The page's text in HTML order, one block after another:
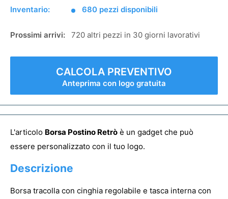
Inventario: 680 pezzi disponibili
Prossimi arrivi: 720 altri pezzi in 30 giorni lavorativi
CALCOLA PREVENTIVO
Anteprima con logo gratuita
L'articolo Borsa Postino Retrò è un gadget che può
essere personalizzato con il tuo logo.
Descrizione
Borsa tracolla con cinghia regolabile e tasca interna con